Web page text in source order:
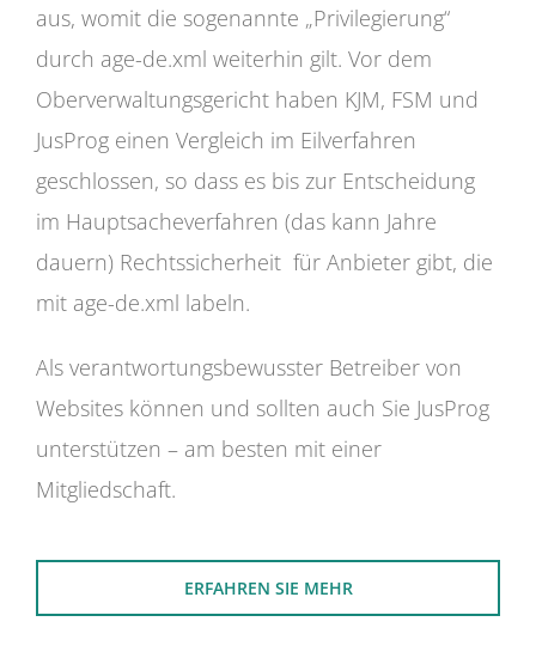
aus, womit die sogenannte „Privilegierung“
durch age-de.xml weiterhin gilt. Vor dem
Oberverwaltungsgericht haben KJM, FSM und
JusProg einen Vergleich im Eilverfahren
geschlossen, so dass es bis zur Entscheidung
im Hauptsacheverfahren (das kann Jahre
dauern) Rechtssicherheit für Anbieter gibt, die
mit age-de.xml labeln.
Als verantwortungsbewusster Betreiber von
Websites können und sollten auch Sie JusProg
unterstützen – am besten mit einer
Mitgliedschaft.
ERFAHREN SIE MEHR